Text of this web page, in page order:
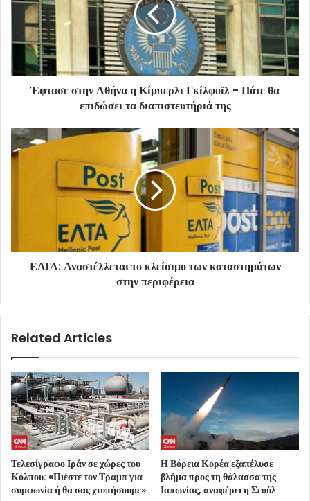
Έφτασε στην Αθήνα η Κίμπερλι Γκίλφοϊλ - Πότε θα
επιδώσει τα διαπιστευτήριά της
ΕΛΤΑ: Αναστέλλεται το κλείσιμο των καταστημάτων
στην περιφέρεια
Related Articles
Τελεσίγραφο Ιράν σε χώρες του
Κόλπου: «Πιέστε τον Τραμπ για
συμφωνία ή θα σας χτυπήσουμε»
Η Βόρεια Κορέα εξαπέλυσε
βλήμα προς τη θάλασσα της
Ιαπωνίας, αναφέρει η Σεούλ